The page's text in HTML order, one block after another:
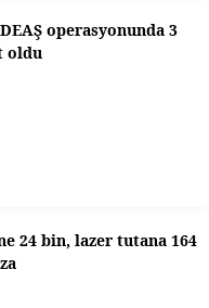
operasyonunda 3
oldu
24 bin, lazer tutana 164